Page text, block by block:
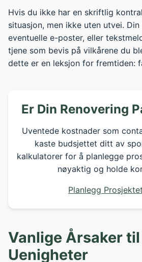
Hvis du ikke har en skriftlig
situasjon, men ikke uten utvei.
eventuelle e-poster, eller
tjene som bevis på vilkårene du
dette er en leksjon for fremtiden:
Er Din Renovering
Uventede kostnader som
kaste budsjettet ditt av
kalkulatorer for å planlegge
nøyaktig og holde
Planlegg
Vanlige Årsaker
Uenigheter